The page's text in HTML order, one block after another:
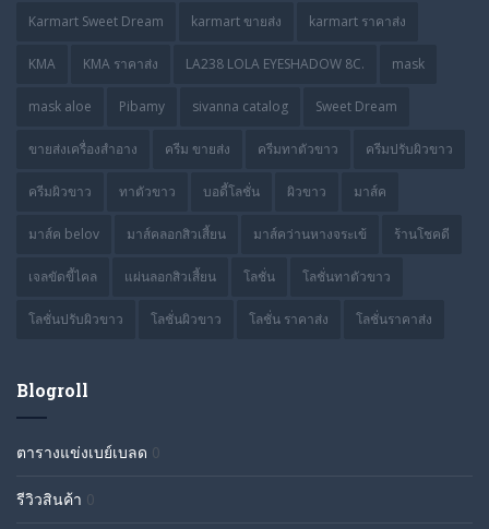
Karmart Sweet Dream karmart ขายส่ง karmart ราคาส่ง
KMA KMA ราคาส่ง LA238 LOLA EYESHADOW 8C. mask
mask aloe Pibamy sivanna catalog Sweet Dream
ขายส่งเครื่องสำอาง ครีม ขายส่ง ครีมทาตัวขาว ครีมปรับผิวขาว
ครีมผิวขาว ทาตัวขาว บอดี้โลชั่น ผิวขาว มาส์ค
มาส์ค belov มาส์คลอกสิวเสี้ยน มาส์คว่านหางจระเข้ ร้านโชคดี
เจลขัดขี้ไคล แผ่นลอกสิวเสี้ยน โลชั่น โลชั่นทาตัวขาว
โลชั่นปรับผิวขาว โลชั่นผิวขาว โลชั่น ราคาส่ง โลชั่นราคาส่ง
Blogroll
ตารางแข่งเบย์เบลด 0
รีวิวสินค้า 0